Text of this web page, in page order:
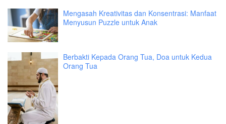
Mengasah Kreativitas dan Konsentrasi: Manfaat
Menyusun Puzzle untuk Anak
Berbakti Kepada Orang Tua, Doa untuk Kedua
Orang Tua